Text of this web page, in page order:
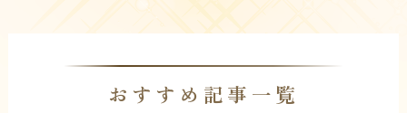
おすすめ記事一覧